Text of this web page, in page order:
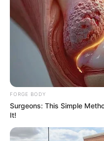
อะไรที่ชาว ราศีกันย์ ต้องก
ที่ดูแลเอาใจใส่สุขภาพร่าง
ต้องการคนที่จะมาเป็นเพื่
สุขภาพอาหารและของใช้
รักที่มั่นคง เชื่อใจได้และให้
คนคนนั้นต้องเป็นคนใจเ
พูดคุยกันได้เสมอ
เรื่องบนเตียง กับ ราศีตุ
FORGE BODY
Surgeons: This Simple
It!